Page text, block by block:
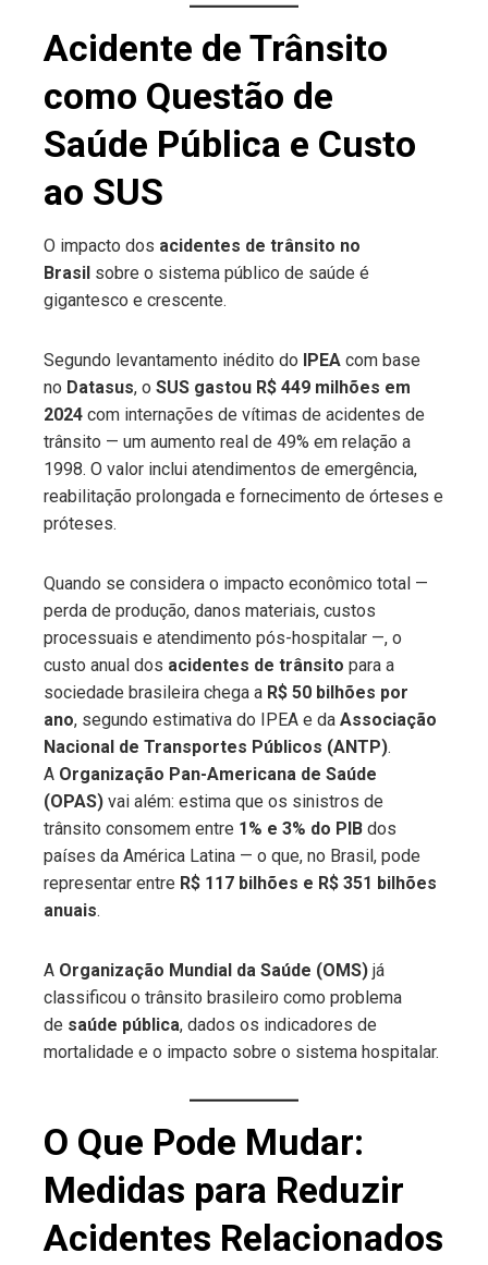
Acidente de Trânsito
como Questão de
Saúde Pública e Custo
ao SUS
O impacto dos acidentes de trânsito no
Brasil sobre o sistema público de saúde é
gigantesco e crescente.
Segundo levantamento inédito do IPEA com base
no Datasus, o SUS gastou R$ 449 milhões em
2024 com internações de vítimas de acidentes de
trânsito — um aumento real de 49% em relação a
1998. O valor inclui atendimentos de emergência,
reabilitação prolongada e fornecimento de órteses e
próteses.
Quando se considera o impacto econômico total —
perda de produção, danos materiais, custos
processuais e atendimento pós-hospitalar —, o
custo anual dos acidentes de trânsito para a
sociedade brasileira chega a R$ 50 bilhões por
ano, segundo estimativa do IPEA e da Associação
Nacional de Transportes Públicos (ANTP).
A Organização Pan-Americana de Saúde
(OPAS) vai além: estima que os sinistros de
trânsito consomem entre 1% e 3% do PIB dos
países da América Latina — o que, no Brasil, pode
representar entre R$ 117 bilhões e R$ 351 bilhões
anuais.
A Organização Mundial da Saúde (OMS) já
classificou o trânsito brasileiro como problema
de saúde pública, dados os indicadores de
mortalidade e o impacto sobre o sistema hospitalar.
O Que Pode Mudar:
Medidas para Reduzir
Acidentes Relacionados